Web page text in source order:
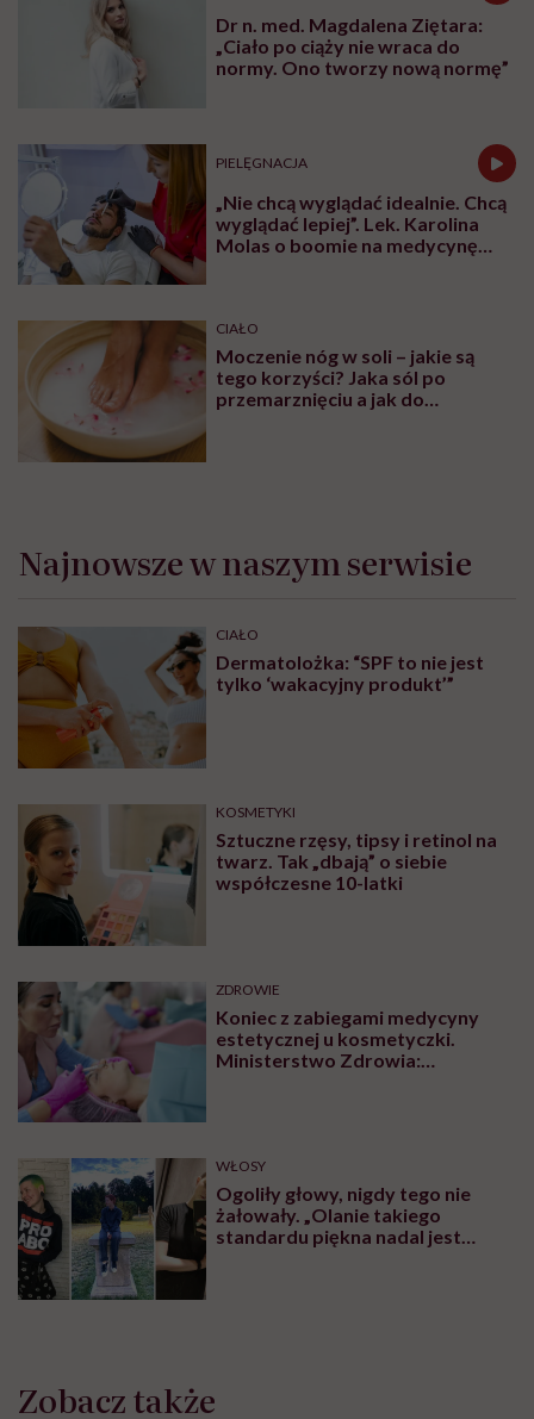
Dr n. med. Magdalena Ziętara:
„Ciało po ciąży nie wraca do
normy. Ono tworzy nową normę”
PIELĘGNACJA
„Nie chcą wyglądać idealnie. Chcą
wyglądać lepiej”. Lek. Karolina
Molas o boomie na medycynę
CIAŁO
Moczenie nóg w soli – jakie są
tego korzyści? Jaka sól po
przemarznięciu a jak do
Najnowsze w naszym serwisie
CIAŁO
Dermatolożka: “SPF to nie jest
tylko ‘wakacyjny produkt’”
KOSMETYKI
Sztuczne rzęsy, tipsy i retinol na
twarz. Tak „dbają” o siebie
współczesne 10-latki
ZDROWIE
Koniec z zabiegami medycyny
estetycznej u kosmetyczki.
Ministerstwo Zdrowia:
WŁOSY
Ogoliły głowy, nigdy tego nie
żałowały. „Olanie takiego
standardu piękna nadal jest
Zobacz także